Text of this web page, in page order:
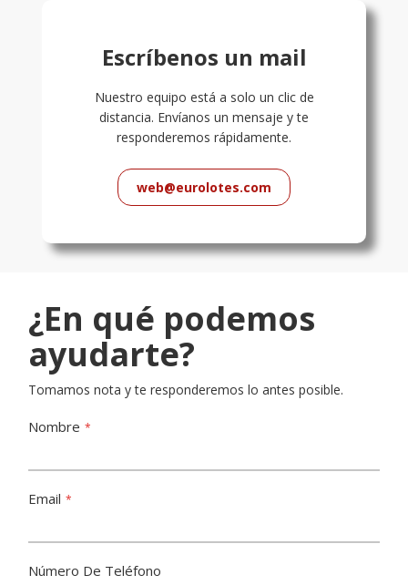
Escríbenos un mail
Nuestro equipo está a solo un clic de
distancia. Envíanos un mensaje y te
responderemos rápidamente.
web@eurolotes.com
¿En qué podemos
ayudarte?
Tomamos nota y te responderemos lo antes posible.
Nombre
Email
Número De Teléfono